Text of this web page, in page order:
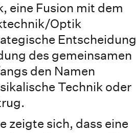
eine Fusion mit dem
Optik
Entscheidung
des gemeinsamen
den Namen
Technik oder
zeigte sich, dass eine